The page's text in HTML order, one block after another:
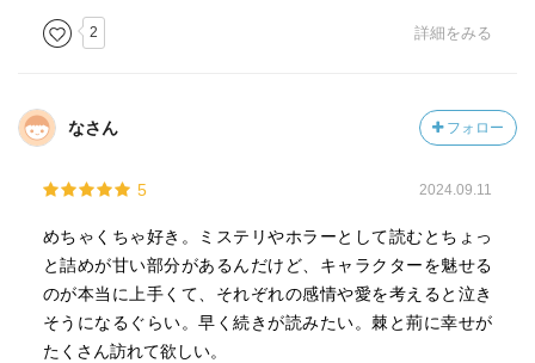
とにかく続きが気になります。
(次は葬式で会いましょうって返しで笑ってしまった)
2024年2月18日
2 詳細をみる
なさん フォロー
5 2024.09.11
めちゃくちゃ好き。ミステリやホラーとして読むとちょっ
と詰めが甘い部分があるんだけど、キャラクターを魅せる
のが本当に上手くて、それぞれの感情や愛を考えると泣き
そうになるぐらい。早く続きが読みたい。棘と荊に幸せが
たくさん訪れて欲しい。